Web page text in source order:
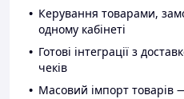
Керування товарами,
одному кабінеті
Готові інтеграції з
чеків
Масовий імпорт товарів